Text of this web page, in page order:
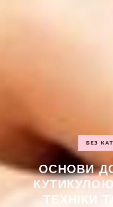
БЕЗ
ОСНОВИ
ТЕХНІКИ